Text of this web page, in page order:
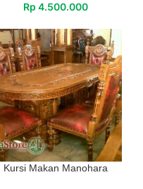
Rp 4.500.000
Kursi Makan Manohara